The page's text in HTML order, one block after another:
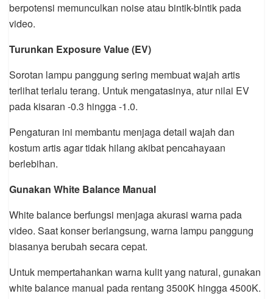
berpotensi memunculkan noise atau bintik-bintik pada
video.
Turunkan Exposure Value (EV)
Sorotan lampu panggung sering membuat wajah artis
terlihat terlalu terang. Untuk mengatasinya, atur nilai EV
pada kisaran -0.3 hingga -1.0.
Pengaturan ini membantu menjaga detail wajah dan
kostum artis agar tidak hilang akibat pencahayaan
berlebihan.
Gunakan White Balance Manual
White balance berfungsi menjaga akurasi warna pada
video. Saat konser berlangsung, warna lampu panggung
biasanya berubah secara cepat.
Untuk mempertahankan warna kulit yang natural, gunakan
white balance manual pada rentang 3500K hingga 4500K.